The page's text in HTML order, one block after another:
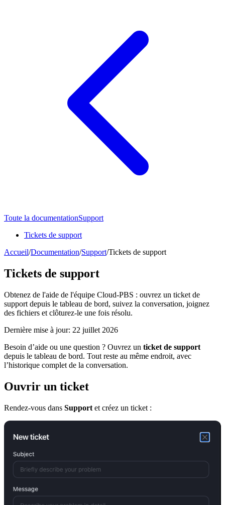
Toute la documentationSupport
Tickets de support
Accueil/Documentation/Support/Tickets de support
Tickets de support
Obtenez de l'aide de l'équipe Cloud-PBS : ouvrez un ticket de
support depuis le tableau de bord, suivez la conversation, joignez
des fichiers et clôturez-le une fois résolu.
Dernière mise à jour: 22 juillet 2026
Besoin d’aide ou une question ? Ouvrez un ticket de support
depuis le tableau de bord. Tout reste au même endroit, avec
l’historique complet de la conversation.
Ouvrir un ticket
Rendez-vous dans Support et créez un ticket :